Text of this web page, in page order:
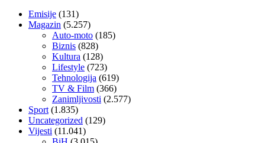
Emisije (131)
Magazin (5.257)
Auto-moto (185)
Biznis (828)
Kultura (128)
Lifestyle (723)
Tehnologija (619)
TV & Film (366)
Zanimljivosti (2.577)
Sport (1.835)
Uncategorized (129)
Vijesti (11.041)